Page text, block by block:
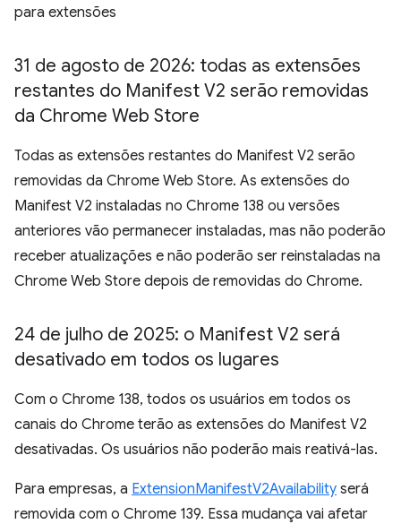
para extensões
31 de agosto de 2026: todas as extensões
restantes do Manifest V2 serão removidas
da Chrome Web Store
Todas as extensões restantes do Manifest V2 serão
removidas da Chrome Web Store. As extensões do
Manifest V2 instaladas no Chrome 138 ou versões
anteriores vão permanecer instaladas, mas não poderão
receber atualizações e não poderão ser reinstaladas na
Chrome Web Store depois de removidas do Chrome.
24 de julho de 2025: o Manifest V2 será
desativado em todos os lugares
Com o Chrome 138, todos os usuários em todos os
canais do Chrome terão as extensões do Manifest V2
desativadas. Os usuários não poderão mais reativá-las.
Para empresas, a ExtensionManifestV2Availability será
removida com o Chrome 139. Essa mudança vai afetar